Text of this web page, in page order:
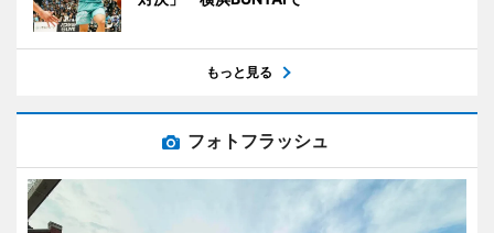
もっと見る
フォトフラッシュ